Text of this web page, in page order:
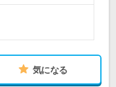
気になる